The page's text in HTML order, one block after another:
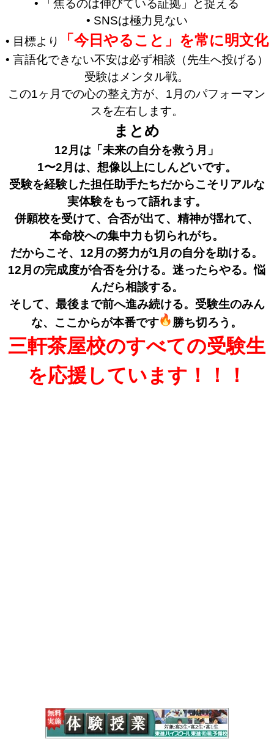
• 「焦るのは伸びている証拠」と捉える
• SNSは極力見ない
• 目標より
「今日やること」を常に明文化
• 言語化できない不安は必ず相談（先生へ投げる）
受験はメンタル戦。
この1ヶ月での心の整え方が、1月のパフォーマン
スを左右します。
まとめ
12月は「未来の自分を救う月」
1〜2月は、想像以上にしんどいです。
受験を経験した担任助手たちだからこそリアルな
実体験をもって語れます。
併願校を受けて、合否が出て、精神が揺れて、
本命校への集中力も切られがち。
だからこそ、12月の努力が1月の自分を助ける。
12月の完成度が合否を分ける。迷ったらやる。悩
んだら相談する。
そして、最後まで前へ進み続ける。受験生のみん
な、ここからが本番です
勝ち切ろう。
三軒茶屋校のすべての受験生
を応援しています！！！